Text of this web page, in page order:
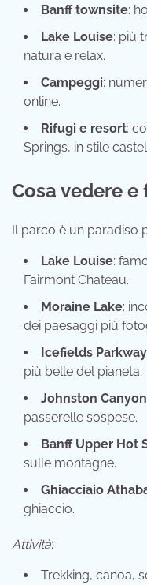
Banff townsite:
Lake Louise: più
natura e relax.
Campeggi:
online.
Rifugi e resort:
Springs, in stile
Cosa vedere e
Il parco è un paradiso
Lake Louise:
Fairmont Chateau.
Moraine Lake:
dei paesaggi più
Icefields Parkway
più belle del pianeta.
Johnston Canyon
passerelle sospese.
Banff Upper Hot
sulle montagne.
Ghiacciaio
ghiaccio.
Attività:
Trekking, canoa,